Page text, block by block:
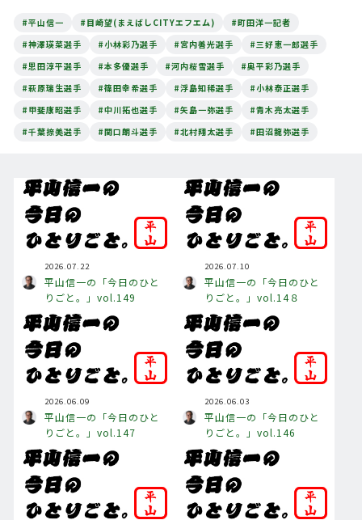
#平山信一 #目崎望(まえばしCITYエフエム)
#町田洋一記者
#神澤瑛菜選手
#小林彩乃選手 #宮内善光選手
#三好恵一郎選手
#恩田淳平選手
#本多優選手 #河内桜雪選手
#奥平彩乃選手
#萩原瑞生選手
#篠田幸希選手 #浮島知稀選手
#小林泰正選手
#甲斐康昭選手
#中川拓也選手 #矢島一弥選手
#青木亮太選手
#千葉捺美選手
#関口朗斗選手 #北村翔太選手 #田沼龍弥選手
2026.07.22
平山信一の「今日のひと
りごと。」vol.149
2026.07.10
平山信一の「今日のひと
りごと。」vol.14８
2026.06.09
平山信一の「今日のひと
りごと。」vol.147
2026.06.03
平山信一の「今日のひと
りごと。」vol.146